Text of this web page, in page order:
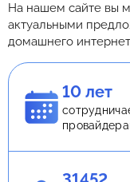
На нашем сайте вы
актуальными
домашнего
10 лет